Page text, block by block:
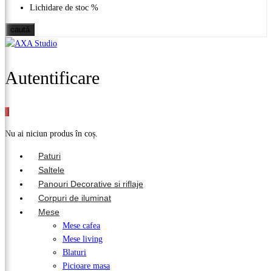
Lichidare de stoc %
caută
Autentificare
0
Nu ai niciun produs în coș.
Paturi
Saltele
Panouri Decorative si riflaje
Corpuri de iluminat
Mese
Mese cafea
Mese living
Blaturi
Picioare masa